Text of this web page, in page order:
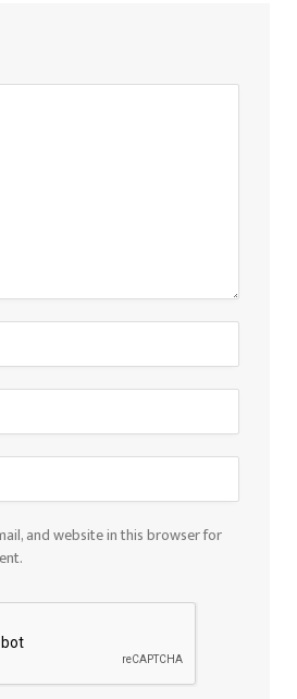
and website in this browser for